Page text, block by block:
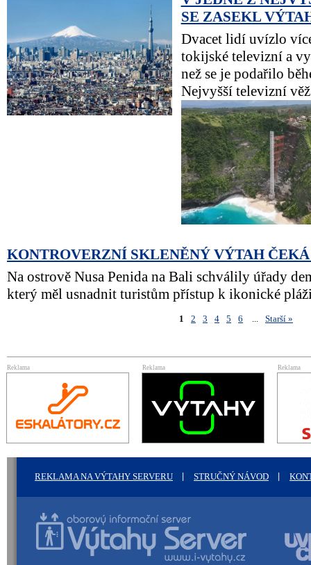
SE ZASEKL
Dvacet lidí uvízlo
tokijské televizní a
než se je podařilo
Nejvyšší televizní
KONTROVERZNÍ SKLENĚNÝ VÝTAH
Na ostrově Nusa Penida na Bali schválily úřady
který měl usnadnit turistům přístup k ikonické
1 2 3 4 5 6 Starší
Reklama Reklama Reklama
REKLAMA NA VÝTAHY SERVERU STRUČNÝ NÁVOD